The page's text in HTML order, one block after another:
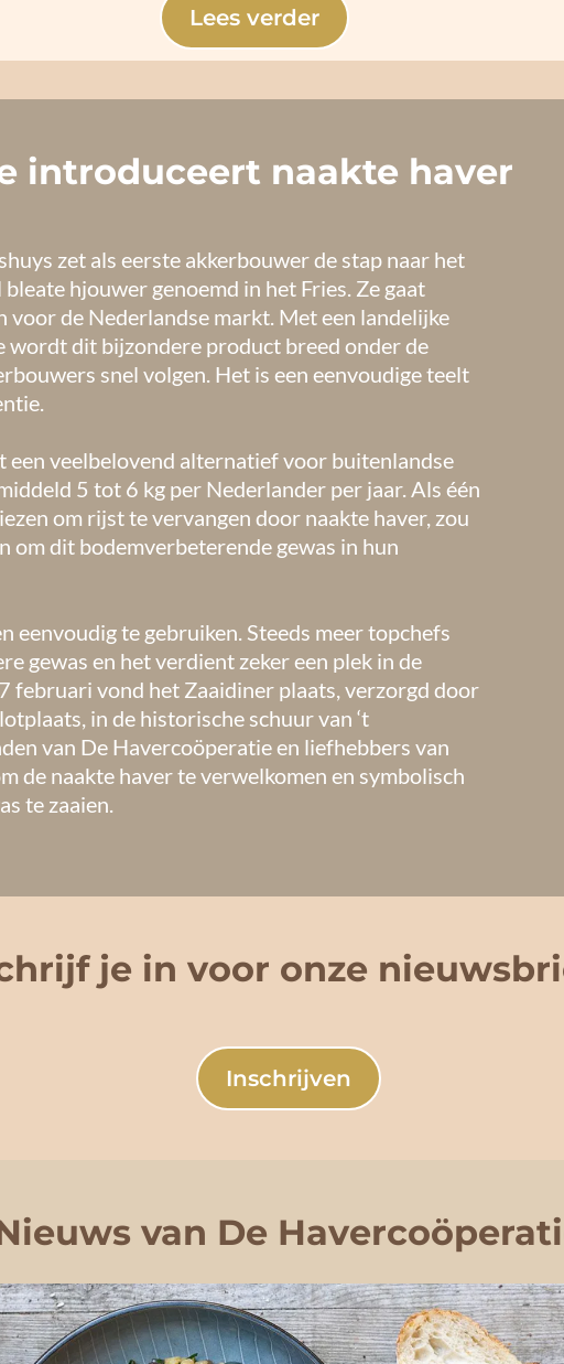
Lees verder
introduceert naakte haver
zet als eerste akkerbouwer de stap naar het
hjouwer genoemd in het Fries. Ze gaat
voor de Nederlandse markt. Met een landelijke
wordt dit bijzondere product breed onder de
snel volgen. Het is een eenvoudige teelt
een veelbelovend alternatief voor buitenlandse
5 tot 6 kg per Nederlander per jaar. Als één
om rijst te vervangen door naakte haver, zou
om dit bodemverbeterende gewas in hun
eenvoudig te gebruiken. Steeds meer topchefs
gewas en het verdient zeker een plek in de
februari vond het Zaaidiner plaats, verzorgd door
in de historische schuur van ‘t
van De Havercoöperatie en liefhebbers van
de naakte haver te verwelkomen en symbolisch
te zaaien.
je in voor onze
Inschrijven
van De